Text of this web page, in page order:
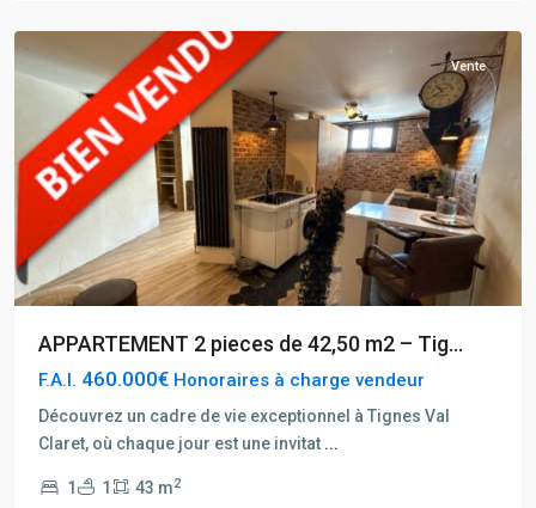
Vente
APPARTEMENT 2 pieces de 42,50 m2 – Tig...
F.A.I. 460.000€ Honoraires à charge vendeur
Découvrez un cadre de vie exceptionnel à Tignes Val
Claret, où chaque jour est une invitat ...
1 1 43 m2
Rhône
Bourg